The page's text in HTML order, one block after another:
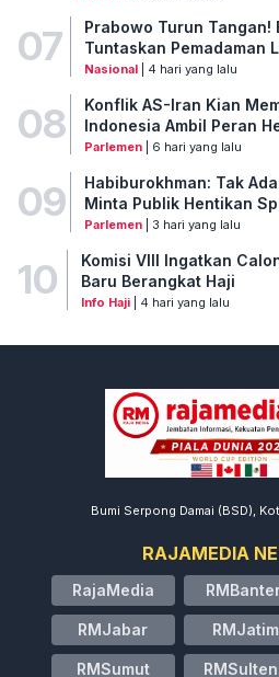
07
Prabowo Turun Tangan!
Tuntaskan Pemadaman
Nasional| 4 hari yang lalu
08
Konflik AS-Iran Kian
Indonesia Ambil Peran
Parlemen| 6 hari yang lalu
09
Habiburokhman: Tak
Minta Publik Hentikan
Parlemen| 3 hari yang lalu
10
Komisi VIII Ingatkan
Baru Berangkat Haji
Info Haji| 4 hari yang lalu
Bumi Serpong Damai (BSD),
RAJAMEDIA
RajaMedia
RMJabar RMJatim
RMSumut